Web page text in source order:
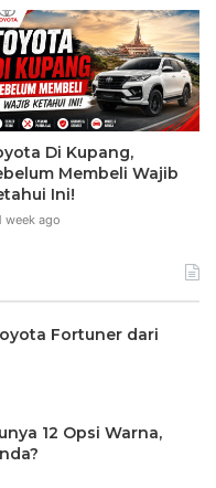
Di Kupang,
Membeli Wajib
Ini!
week ago
Fortuner dari
12 Opsi Warna,